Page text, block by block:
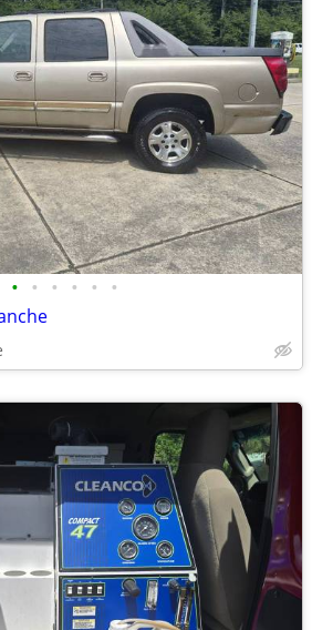
• • • • • •